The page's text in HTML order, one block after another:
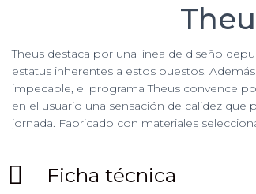
Theus destaca por una línea de diseño
estatus inherentes a estos puestos.
impecable, el programa Theus convence
en el usuario una sensación de calidez que
jornada. Fabricado con materiales
Ficha técnica